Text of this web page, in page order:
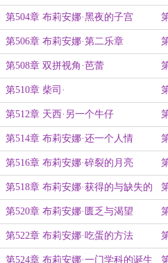
第504章 布莉安娜·黑夜的子宫
第506章 布莉安娜·第二乐章
第508章 双拼视角·芭蕾
第510章 柴司·
第512章 天西·另一个牛仔
第514章 布莉安娜·还一个人情
第516章 布莉安娜·碎裂的月亮
第518章 布莉安娜·获得的与缺失的
第520章 布莉安娜·匮乏与渴望
第522章 布莉安娜·吃蛋的方法
第524章 布莉安娜·一门学科的诞生